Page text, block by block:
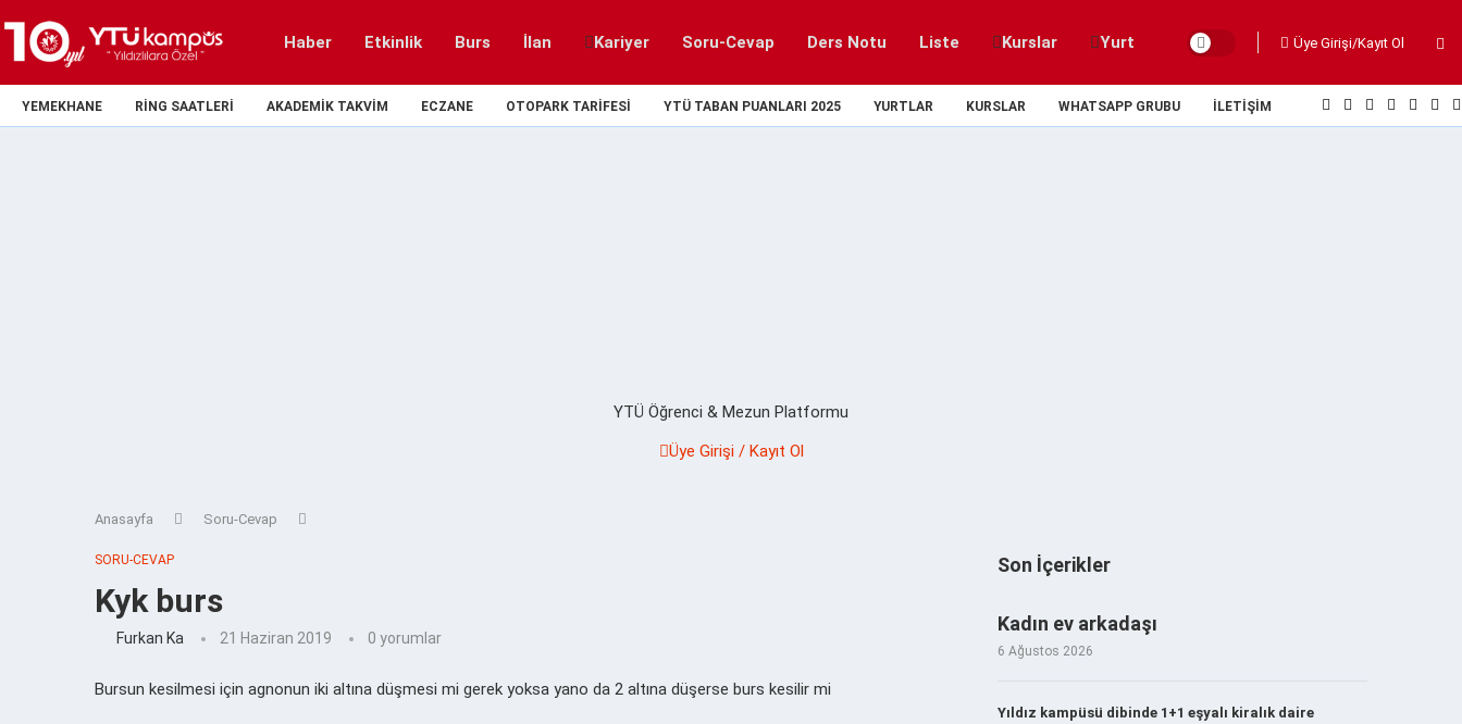
Haber Etkinlik Burs İlan Kariyer Soru-Cevap Ders Notu Liste Kurslar Yurt Üye Girişi/Kayıt Ol
YEMEKHANE RING SAATLERI AKADEMIK TAKVIM ECZANE OTOPARK TARIFESI YTÜ TABAN PUANLARI 2025 YURTLAR KURSLAR WHATSAPP GRUBU İLETIŞIM
YTÜ Öğrenci & Mezun Platformu
Üye Girişi / Kayıt Ol
Anasayfa Soru-Cevap
SORU-CEVAP
Kyk burs
Furkan Ka 21 Haziran 2019 0 yorumlar
Bursun kesilmesi için agnonun iki altına düşmesi mi gerek yoksa yano da 2 altına düşerse burs kesilir mi
Son İçerikler
Kadın ev arkadaşı
6 Ağustos 2026
Yıldız kampüsü dibinde 1+1 eşyalı kiralık daire